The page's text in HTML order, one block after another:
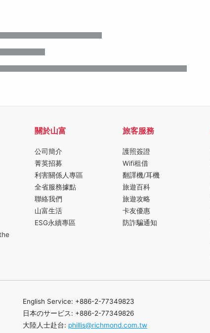
關於山富
公司簡介
菁英招募
利害關係人專區
全省服務據點
聯絡我們
山富生活
ESG永續專區
旅客服務
護照簽證
Wifi租借
翻譯機/耳機
旅遊百科
旅遊攻略
卡友優惠
防詐騙通知
English Service: +886-2-77349823
日本のサービス: +886-2-77349826
大陸人士赴台: phillis@richmond.com.tw